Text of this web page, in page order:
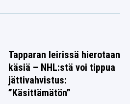
Tapparan leirissä hierotaan
käsiä – NHL:stä voi tippua
jättivahvistus:
”Käsittämätön”